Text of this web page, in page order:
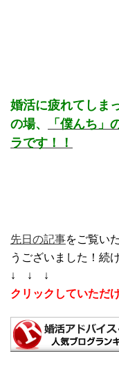
婚活に疲れてしま
の場、
「僕んち」
ラです！！
先日の記事をご覧い
うございました！続
↓ ↓ ↓
クリックしていただ